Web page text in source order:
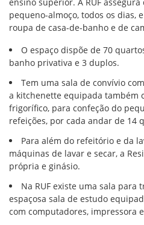
pequeno-almoço, todos os dias,
roupa de casa-de-banho e de
O espaço dispõe de 70
banho privativa e 3 duplos.
Tem uma sala de convívio
a kitchenette equipada também
frigorífico, para confeção do
refeições, por cada andar de 14
Para além do refeitório e da
máquinas de lavar e secar, a
própria e ginásio.
Na RUF existe uma sala para
espaçosa sala de estudo
com computadores, impressora